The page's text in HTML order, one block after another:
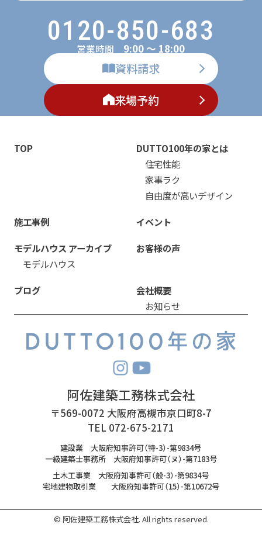
0120-850-683
営業時間 9:00 ～ 18:00
資料請求
来場予約
TOP
DUTTO100年の家とは
住宅性能
家事ラク
自由度が高いデザイン
施工事例 イベント
モデルハウス アーカイブ
モデルハウス
お客様の声
ブログ
会社概要
お知らせ
阿佐建築工務株式会社
〒569-0072 大阪府高槻市京口町8-7
TEL 072-675-2171
建設業 大阪府知事許可（特-3）-第9834号
一級建築士事務所 大阪府知事許可（ヌ）-第7183号
土木工事業 大阪府知事許可（般-3）-第9834号
宅地建物取引業 大阪府知事許可（15）-第10672号
© 阿佐建築工務株式会社. All rights reserved.